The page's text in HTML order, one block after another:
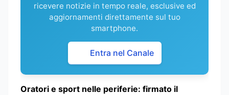
ricevere notizie in tempo reale, esclusive ed
aggiornamenti direttamente sul tuo
smartphone.
Entra nel Canale
Oratori e sport nelle periferie: firmato il